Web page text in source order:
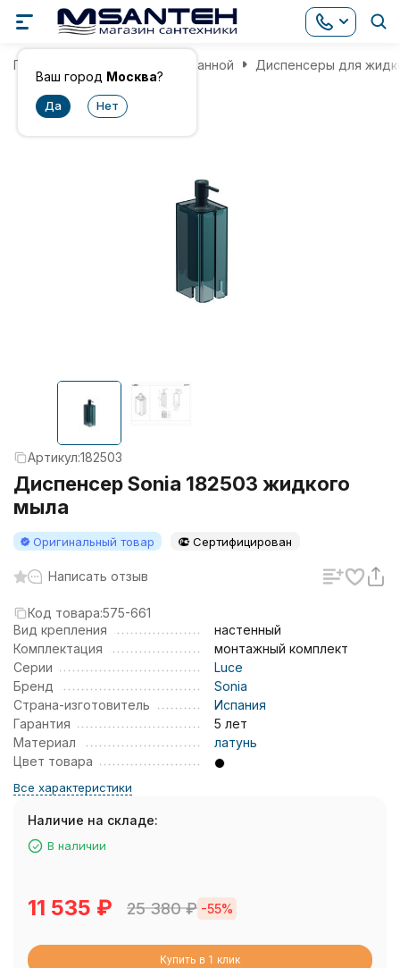
Ваш город Москва?
Главная Аксессуары для ванной Диспенсеры для
Артикул:182503
Диспенсер Sonia 182503 жидкого
мыла
Оригинальный товар Сертифицирован
Написать отзыв
Код товара:575-661
Вид крепления
настенный
Комплектация
монтажный комплект
Серии
Luce
Бренд
Sonia
Страна-изготовитель
Испания
Гарантия
5 лет
Материал
латунь
Цвет товара
Все характеристики
Наличие на складе:
В наличии
11 535 ₽ 25 380₽ -55%
Купить в 1 клик